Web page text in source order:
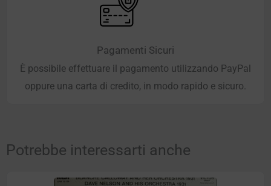
Pagamenti Sicuri
È possibile effettuare il pagamento utilizzando PayPal
oppure una carta di credito, in modo rapido e sicuro.
Potrebbe interessarti anche